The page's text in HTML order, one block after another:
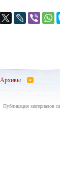
Архивы
Публикация материалов